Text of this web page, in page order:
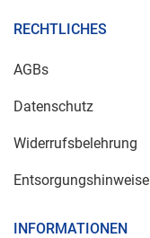
RECHTLICHES
AGBs
Datenschutz
Widerrufsbelehrung
Entsorgungshinweise
INFORMATIONEN